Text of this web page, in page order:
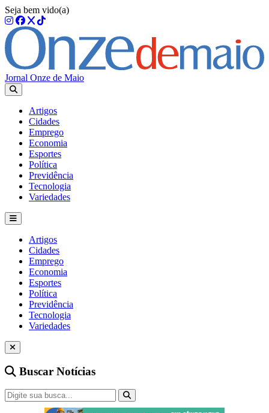
Seja bem vido(a)
Jornal Onze de Maio
Artigos
Cidades
Emprego
Economia
Esportes
Política
Previdência
Tecnologia
Variedades
Artigos
Cidades
Emprego
Economia
Esportes
Política
Previdência
Tecnologia
Variedades
Buscar Notícias